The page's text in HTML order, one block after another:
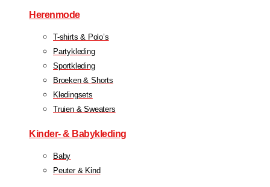
Herenmode
T-shirts & Polo’s
Partykleding
Sportkleding
Broeken & Shorts
Kledingsets
Truien & Sweaters
Kinder- & Babykleding
Baby
Peuter & Kind